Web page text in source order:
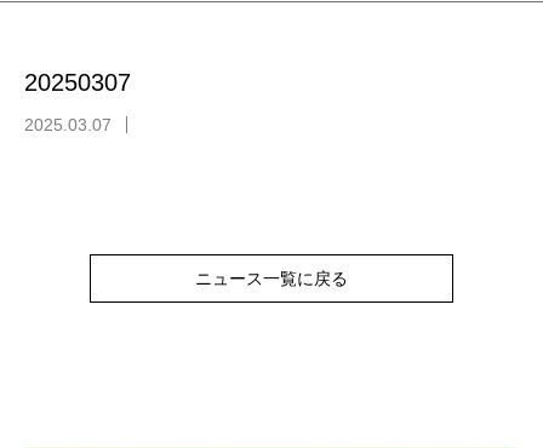
20250307
2025.03.07
ニュース一覧に戻る